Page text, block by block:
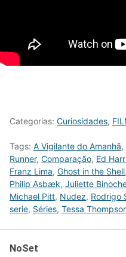
Categorias: Curiosidades,
Tags: A Vigilante do Amanhã,
Runner, Comparação, Ed
Franz Lima, Ghost in the Shell,
Philip Asbæk, Juliette
Michael Pitt, Nudez, Rodrigo
serie, Séries, Tessa
NoSet